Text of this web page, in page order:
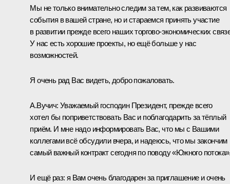
Мы не только внимательно следим за тем, как развиваются
события в вашей стране, но и стараемся принять участие
в развитии прежде всего наших торгово-экономических
У нас есть хорошие проекты, но ещё больше у нас
возможностей.
Я очень рад Вас видеть, добро пожаловать.
А.Вучич: Уважаемый господин Президент, прежде всего
хотел бы поприветствовать Вас и поблагодарить за тёплый
приём. И мне надо информировать Вас, что мы с Вашими
коллегами всё обсудили вчера, и надеюсь, что мы закончим
самый важный контракт сегодня по поводу «Южного
И ещё раз: я Вам очень благодарен за приглашение и очень